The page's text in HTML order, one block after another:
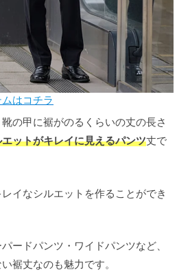
はコチラ
の甲に裾がのるくらいの丈の長さ
ットがキレイに見えるパンツ丈で
イなシルエットを作ることができ
ードパンツ・ワイドパンツなど、
裾丈なのも魅力です。